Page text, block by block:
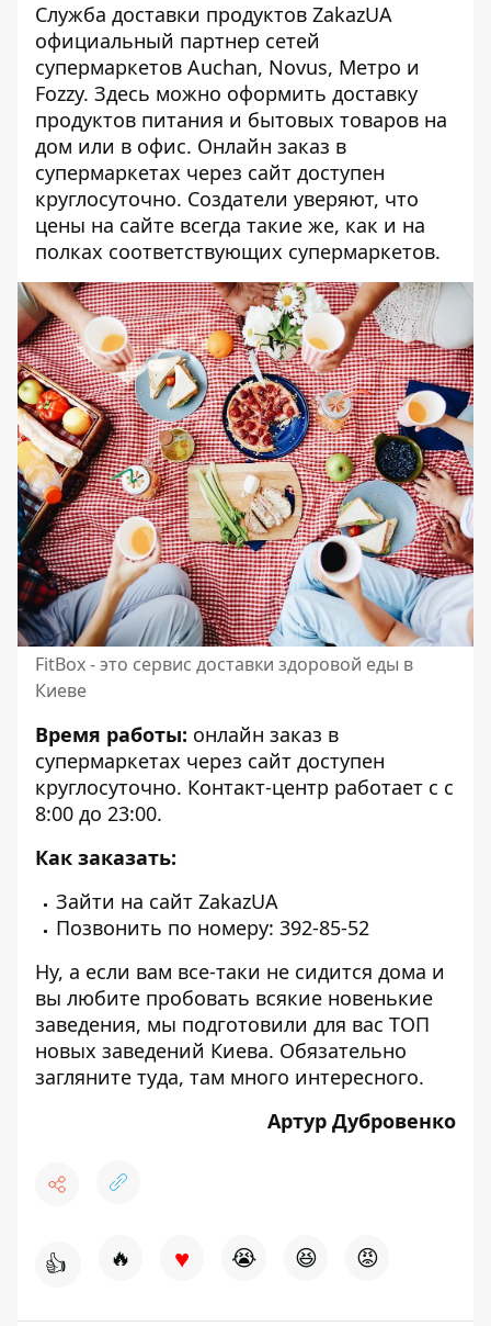
Служба доставки продуктов ZakazUA
официальный партнер сетей
супермаркетов Auchan, Novus, Метро и
Fozzy. Здесь можно оформить доставку
продуктов питания и бытовых товаров на
дом или в офис. Онлайн заказ в
супермаркетах через сайт доступен
круглосуточно. Создатели уверяют, что
цены на сайте всегда такие же, как и на
полках соответствующих супермаркетов.
FitBox - это сервис доставки здоровой еды в
Киеве
Время работы: онлайн заказ в
супермаркетах через сайт доступен
круглосуточно. Контакт-центр работает с c
8:00 до 23:00.
Как заказать:
Зайти на сайт ZakazUA
Позвонить по номеру: 392-85-52
Ну, а если вам все-таки не сидится дома и
вы любите пробовать всякие новенькие
заведения, мы подготовили для вас ТОП
новых заведений Киева. Обязательно
загляните туда, там много интересного.
Артур Дубровенко
👍 🔥 ♥ 😭 😆 😡